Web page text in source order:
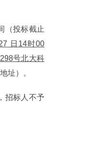
（投标截止
日14时00
号北大科
址）。
招标人不予